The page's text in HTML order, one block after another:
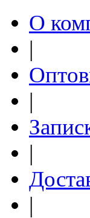
О
|
|
|
|